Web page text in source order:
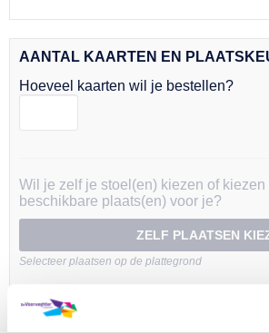
AANTAL KAARTEN EN
Hoeveel kaarten wil je bestellen?
Wil je zelf je stoel(en) kiezen of
beschikbare plaats(en) voor je?
BEZIG MET LADEN..
ZELF PLAATSEN
Selecteer plaatsen op de plattegrond